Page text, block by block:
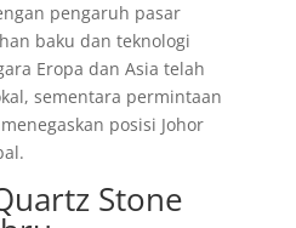
pengaruh pasar
baku dan teknologi
Eropa dan Asia telah
sementara permintaan
posisi Johor
Stone